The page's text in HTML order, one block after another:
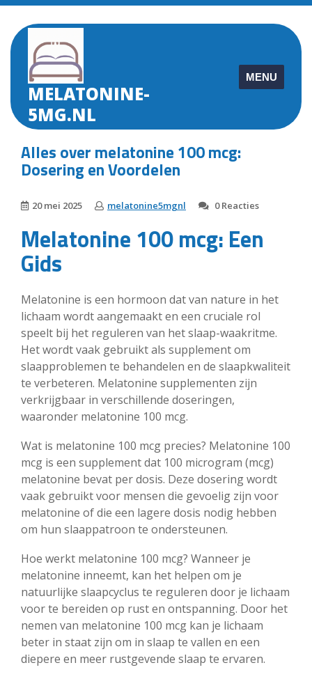
Skip
content
MELATONINE-
5MG.NL
MENU
Alles over melatonine 100 mcg:
Dosering en Voordelen
20 mei 2025 melatonine5mgnl 0 Reacties
Melatonine 100 mcg: Een
Gids
Melatonine is een hormoon dat van nature in het
lichaam wordt aangemaakt en een cruciale rol
speelt bij het reguleren van het slaap-waakritme.
Het wordt vaak gebruikt als supplement om
slaapproblemen te behandelen en de slaapkwaliteit
te verbeteren. Melatonine supplementen zijn
verkrijgbaar in verschillende doseringen,
waaronder melatonine 100 mcg.
Wat is melatonine 100 mcg precies? Melatonine 100
mcg is een supplement dat 100 microgram (mcg)
melatonine bevat per dosis. Deze dosering wordt
vaak gebruikt voor mensen die gevoelig zijn voor
melatonine of die een lagere dosis nodig hebben
om hun slaappatroon te ondersteunen.
Hoe werkt melatonine 100 mcg? Wanneer je
melatonine inneemt, kan het helpen om je
natuurlijke slaapcyclus te reguleren door je lichaam
voor te bereiden op rust en ontspanning. Door het
nemen van melatonine 100 mcg kan je lichaam
beter in staat zijn om in slaap te vallen en een
diepere en meer rustgevende slaap te ervaren.